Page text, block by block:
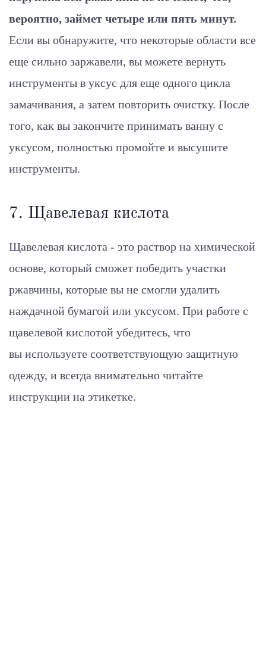
вероятно, займет четыре или пять минут.
Если вы обнаружите, что некоторые области все
еще сильно заржавели, вы можете вернуть
инструменты в уксус для еще одного цикла
замачивания, а затем повторить очистку. После
того, как вы закончите принимать ванну с
уксусом, полностью промойте и высушите
инструменты.
7. Щавелевая кислота
Щавелевая кислота - это раствор на химической
основе, который сможет победить участки
ржавчины, которые вы не смогли удалить
наждачной бумагой или уксусом. При работе с
щавелевой кислотой убедитесь, что
вы используете соответствующую защитную
одежду, и всегда внимательно читайте
инструкции на этикетке.